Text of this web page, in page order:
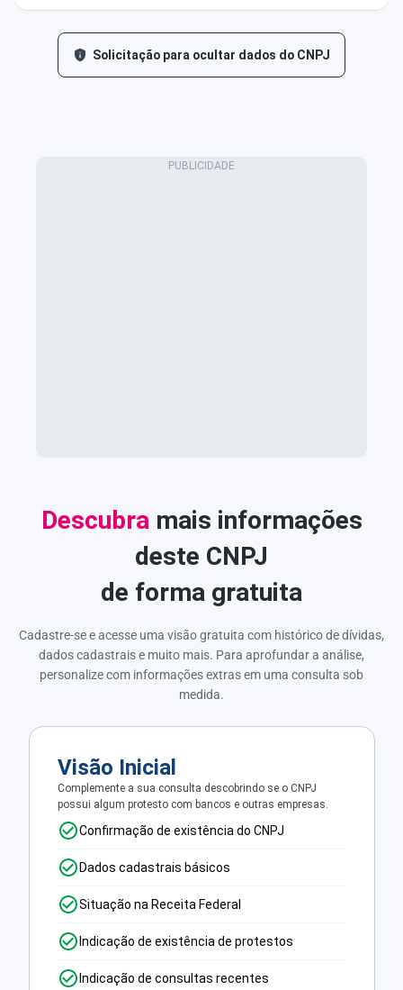
Solicitação para ocultar dados do CNPJ
Descubra mais informações
deste CNPJ
de forma gratuita
Cadastre-se e acesse uma visão gratuita com histórico de dívidas,
dados cadastrais e muito mais. Para aprofundar a análise,
personalize com informações extras em uma consulta sob
medida.
Visão Inicial
Complemente a sua consulta descobrindo se o CNPJ
possui algum protesto com bancos e outras empresas.
Confirmação de existência do CNPJ
Dados cadastrais básicos
Situação na Receita Federal
Indicação de existência de protestos
Indicação de consultas recentes